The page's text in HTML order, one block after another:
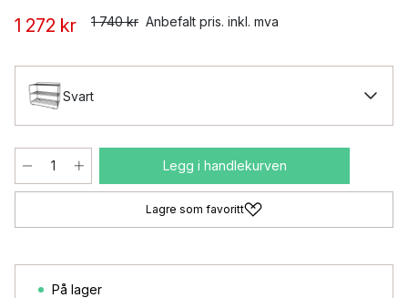
1 272 kr 1 740 kr Anbefalt pris. inkl. mva
Svart
Legg i handlekurven
Lagre som favoritt
På lager